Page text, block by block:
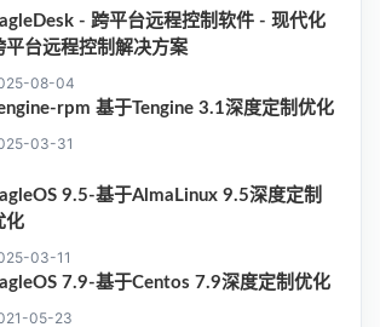
- 跨平台远程控制软件 - 现代化
平台远程控制解决方案
08-04
rpm 基于Tengine 3.1深度定制优化
03-31
9.5-基于AlmaLinux 9.5深度定制
化
03-11
7.9-基于Centos 7.9深度定制优化
05-23